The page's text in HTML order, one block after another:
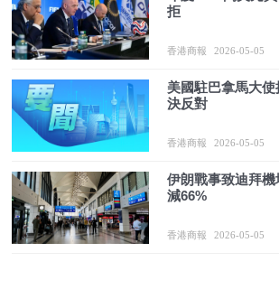
拒
香港商報 2026-05-05
美國駐巴拿馬大
決反對
香港商報 2026-05-05
伊朗戰事致迪拜
減66%
香港商報 2026-05-05